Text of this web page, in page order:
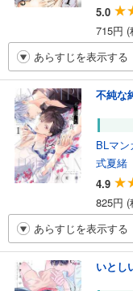
5.0
715円 (
あらすじを表示する
不純な
BLマン
式夏緒
4.9
825円 (
あらすじを表示する
いとし